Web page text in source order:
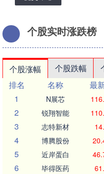
个股实时涨跌榜
个股涨幅 个股跌幅
排名
名称 最
1
N展芯
2 锐翔智能
3 志特新材
4 博腾股份
5 近岸蛋白
6 毕得医药